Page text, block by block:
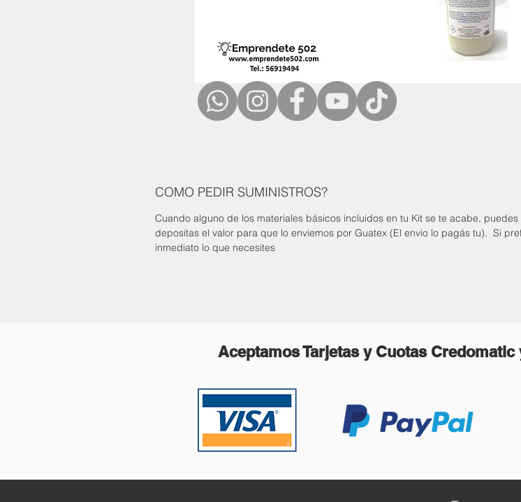
COMO PEDIR SUMINISTROS?
Cuando alguno de los materiales básicos incluidos en tu Kit se te acabe,
depositas el valor para que lo enviemos por Guatex (El envio lo pagás tu). Si
inmediato lo que necesites
Aceptamos Tarjetas y Cuotas